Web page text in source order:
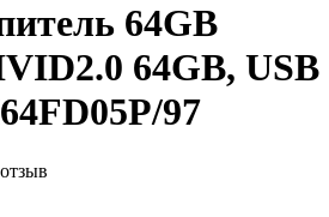
64GB
64GB, USB
97